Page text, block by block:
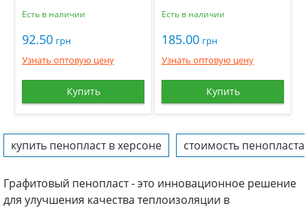
Есть в наличии
92.50 грн
Узнать оптовую цену
Купить
Есть в наличии
185.00 грн
Узнать оптовую цену
Купить
купить пенопласт в херсоне стоимость пенопласта
Графитовый пенопласт - это инновационное решение
для улучшения качества теплоизоляции в